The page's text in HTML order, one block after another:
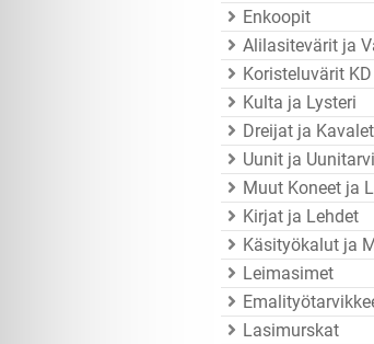
Enkoopit
Alilasitevärit ja
Koristeluvärit KD
Kulta ja Lysteri
Dreijat ja
Uunit ja
Muut Koneet ja
Kirjat ja Lehdet
Käsityökalut ja
Leimasimet
Lasimurskat